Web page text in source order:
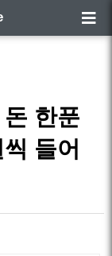
한푼
들어